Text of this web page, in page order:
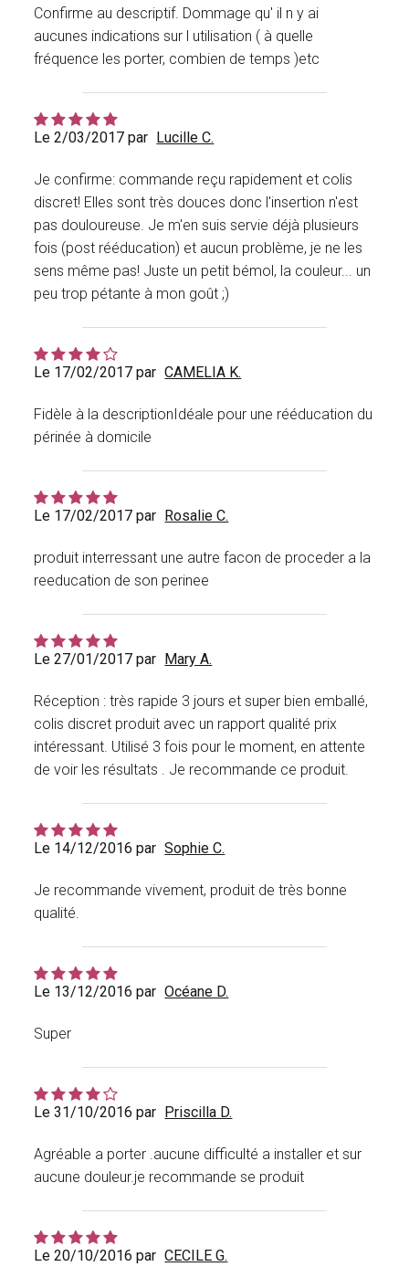
Confirme au descriptif. Dommage qu' il n y ai
aucunes indications sur l utilisation ( à quelle
fréquence les porter, combien de temps )etc
Le 2/03/2017 par Lucille C.
Je confirme: commande reçu rapidement et colis
discret! Elles sont très douces donc l'insertion n'est
pas douloureuse. Je m'en suis servie déjà plusieurs
fois (post rééducation) et aucun problème, je ne les
sens même pas! Juste un petit bémol, la couleur... un
peu trop pétante à mon goût ;)
Le 17/02/2017 par CAMELIA K.
Fidèle à la descriptionIdéale pour une rééducation du
périnée à domicile
Le 17/02/2017 par Rosalie C.
produit interressant une autre facon de proceder a la
reeducation de son perinee
Le 27/01/2017 par Mary A.
Réception : très rapide 3 jours et super bien emballé,
colis discret produit avec un rapport qualité prix
intéressant. Utilisé 3 fois pour le moment, en attente
de voir les résultats . Je recommande ce produit.
Le 14/12/2016 par Sophie C.
Je recommande vivement, produit de très bonne
qualité.
Le 13/12/2016 par Océane D.
Super
Le 31/10/2016 par Priscilla D.
Agréable a porter .aucune difficulté a installer et sur
aucune douleur.je recommande se produit
Le 20/10/2016 par CECILE G.